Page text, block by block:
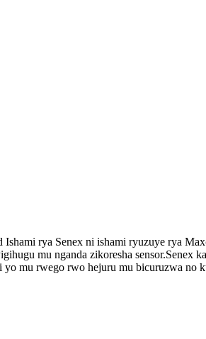
rya Senex ni ishami ryuzuye rya
mu nganda zikoresha
mu rwego rwo hejuru mu bicuruzwa no